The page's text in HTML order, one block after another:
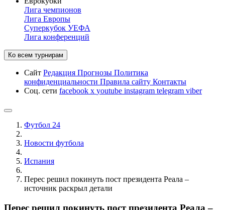
Лига чемпионов
Лига Европы
Суперкубок УЕФА
Лига конференций
Ко всем турнирам
Сайт Редакция Прогнозы Политика
конфиденциальности Правила сайту Контакты
Соц. сети facebook x youtube instagram telegram viber
Футбол 24
Новости футбола
Испания
Перес решил покинуть пост президента Реала –
источник раскрыл детали
Перес решил покинуть пост президента Реала –